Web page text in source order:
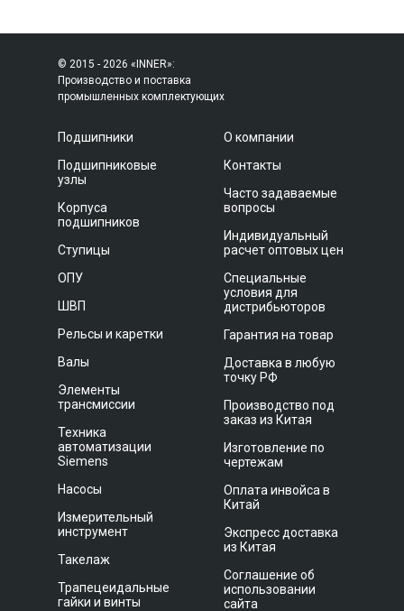
© 2015 - 2026 «INNER»:
Производство и поставка
промышленных комплектующих
Подшипники
Подшипниковые
узлы
Корпуса
подшипников
Ступицы
ОПУ
ШВП
Рельсы и каретки
Валы
Элементы
трансмиссии
Техника
автоматизации
Siemens
Насосы
Измерительный
инструмент
Такелаж
Трапецеидальные
гайки и винты
О компании
Контакты
Часто задаваемые
вопросы
Индивидуальный
расчет оптовых цен
Специальные
условия для
дистрибьюторов
Гарантия на товар
Доставка в любую
точку РФ
Производство под
заказ из Китая
Изготовление по
чертежам
Оплата инвойса в
Китай
Экспресс доставка
из Китая
Соглашение об
использовании
сайта